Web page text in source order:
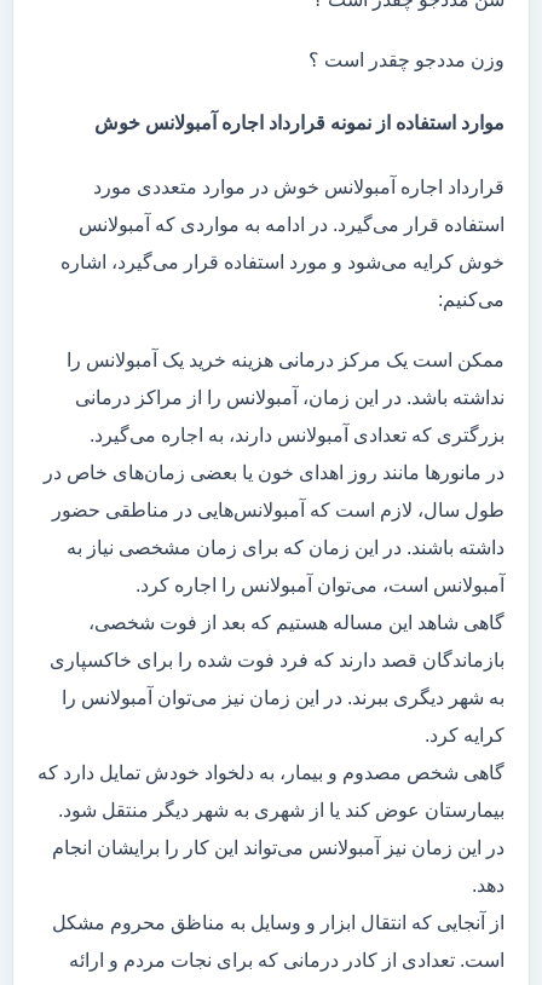
وزن مددجو چقدر است ؟
موارد استفاده از نمونه قرارداد اجاره آمبولانس خوش
قرارداد اجاره آمبولانس خوش در موارد متعددی مورد
استفاده قرار می‌گیرد. در ادامه به مواردی که آمبولانس
خوش کرایه می‌شود و مورد استفاده قرار می‌گیرد، اشاره
می‌کنیم:
ممکن است یک مرکز درمانی هزینه خرید یک آمبولانس را
نداشته باشد. در این زمان، آمبولانس را از مراکز درمانی
بزرگتری که تعدادی آمبولانس دارند، به اجاره می‌گیرد.
در مانور‌ها مانند روز اهدای خون یا بعضی زمان‌های خاص در
طول سال، لازم است که آمبولانس‌هایی در مناطقی حضور
داشته باشند. در این زمان که برای زمان مشخصی نیاز به
آمبولانس است، می‌توان آمبولانس را اجاره کرد.
گاهی شاهد این مساله هستیم که بعد از فوت شخصی،
بازماندگان قصد دارند که فرد فوت شده را برای خاکسپاری
به شهر دیگری ببرند. در این زمان نیز می‌توان آمبولانس را
کرایه کرد.
گاهی شخص مصدوم و بیمار، به دلخواد خودش تمایل دارد که
بیمارستان عوض کند یا از شهری به شهر دیگر منتقل شود.
در این زمان نیز آمبولانس می‌تواند این کار را برایشان انجام
دهد.
از آنجایی که انتقال ابزار و وسایل به مناظق محروم مشکل
است. تعدادی از کادر درمانی که برای نجات مردم و ارائه